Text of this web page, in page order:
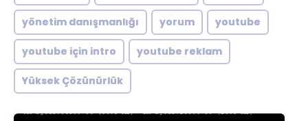
yönetim danışmanlığı yorum youtube
youtube için intro youtube reklam
Yüksek Çözünürlük